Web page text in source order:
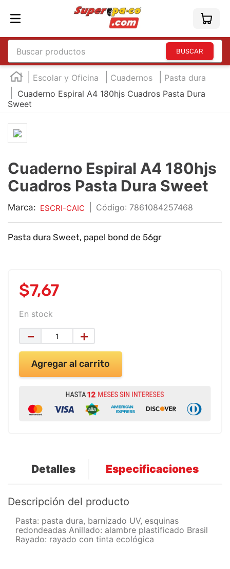
Buscar productos
Escolar y Oficina Cuadernos
Pasta dura
Cuaderno Espiral A4 180hjs Cuadros Pasta Dura
Sweet
Cuaderno Espiral A4 180hjs
Cuadros Pasta Dura Sweet
Marca: ESCRI-CAIC : 7861084257468
Pasta dura Sweet, papel bond de 56gr
$7,67
En stock
＋
－
Agregar al carrito
Detalles Especificaciones
Descripción del producto
Pasta: pasta dura, barnizado UV, esquinas
redondeadas Anillado: alambre plastificado Brasil
Rayado: rayado con tinta ecológica
TÉRMINOS MÁS BUSCADOS
1.
england
2.
3.
4.
mouse
audifonos
impresora